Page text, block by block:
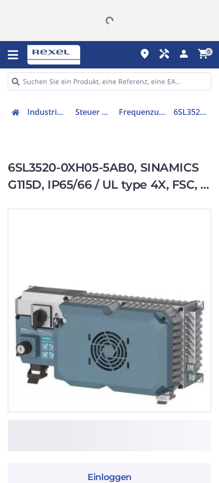
place handyman person shopping_cart0
Industriekomponenten Steuer & Regelgeräte Frequenzumrichter =< 1 kV 6SL35200XH055AB0
6SL3520-0XH05-5AB0, SINAMICS
G115D, IP65/66 / UL type 4X, FSC, 3
Einloggen